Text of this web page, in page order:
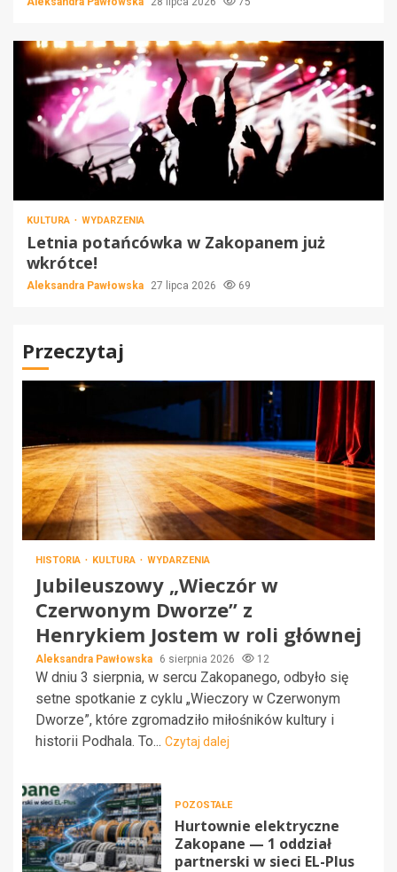
KULTURA WYDARZENIA
Letnia potańcówka w Zakopanem już
wkrótce!
Aleksandra Pawłowska 27 lipca 2026 69
Przeczytaj
HISTORIA KULTURA WYDARZENIA
Jubileuszowy „Wieczór w
Czerwonym Dworze” z
Henrykiem Jostem w roli głównej
Aleksandra Pawłowska 6 sierpnia 2026 12
W dniu 3 sierpnia, w sercu Zakopanego, odbyło się
setne spotkanie z cyklu „Wieczory w Czerwonym
Dworze”, które zgromadziło miłośników kultury i
historii Podhala. To... Czytaj dalej
POZOSTAŁE
Hurtownie elektryczne
Zakopane — 1 oddział
partnerski w sieci EL-Plus